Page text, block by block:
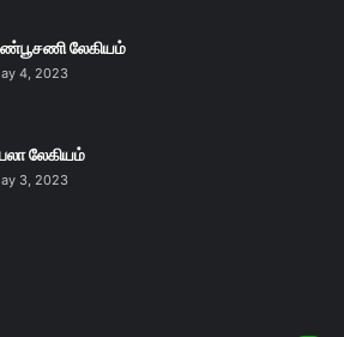
லேகியம்
4, 2023
லேகியம்
3, 2023